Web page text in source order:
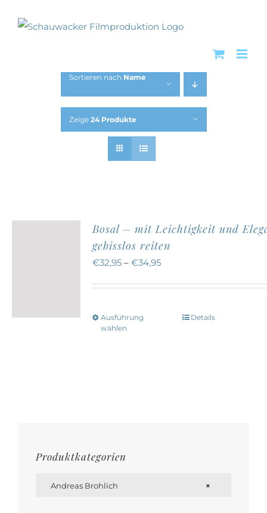
Inhalt
Sortieren nach Name
Zeige 24 Produkte
Bosal – mit Leichtigkeit und
gebisslos reiten
€32,95 – €34,95
Ausführung
wählen
Dieses
Details
Produktkategorien
×
Andreas Brohlich